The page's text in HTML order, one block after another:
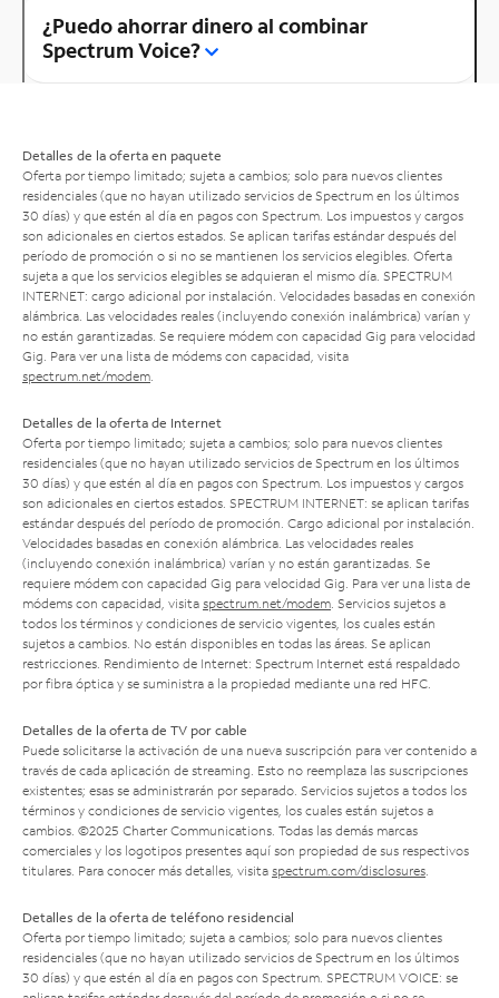
¿Puedo ahorrar dinero al combinar
Spectrum Voice?
Detalles de la oferta en paquete
Oferta por tiempo limitado; sujeta a cambios; solo para nuevos clientes
residenciales (que no hayan utilizado servicios de Spectrum en los últimos
30 días) y que estén al día en pagos con Spectrum. Los impuestos y cargos
son adicionales en ciertos estados. Se aplican tarifas estándar después del
período de promoción o si no se mantienen los servicios elegibles. Oferta
sujeta a que los servicios elegibles se adquieran el mismo día. SPECTRUM
INTERNET: cargo adicional por instalación. Velocidades basadas en conexión
alámbrica. Las velocidades reales (incluyendo conexión inalámbrica) varían y
no están garantizadas. Se requiere módem con capacidad Gig para velocidad
Gig. Para ver una lista de módems con capacidad, visita
spectrum.net/modem
Detalles de la oferta de Internet
Oferta por tiempo limitado; sujeta a cambios; solo para nuevos clientes
residenciales (que no hayan utilizado servicios de Spectrum en los últimos
30 días) y que estén al día en pagos con Spectrum. Los impuestos y cargos
son adicionales en ciertos estados. SPECTRUM INTERNET: se aplican tarifas
estándar después del período de promoción. Cargo adicional por instalación.
Velocidades basadas en conexión alámbrica. Las velocidades reales
(incluyendo conexión inalámbrica) varían y no están garantizadas. Se
requiere módem con capacidad Gig para velocidad Gig. Para ver una lista de
módems con capacidad, visita spectrum.net/modem . Servicios sujetos a
todos los términos y condiciones de servicio vigentes, los cuales están
sujetos a cambios. No están disponibles en todas las áreas. Se aplican
restricciones. Rendimiento de Internet: Spectrum Internet está respaldado
por fibra óptica y se suministra a la propiedad mediante una red HFC.
Detalles de la oferta de TV por cable
Puede solicitarse la activación de una nueva suscripción para ver contenido a
través de cada aplicación de streaming. Esto no reemplaza las suscripciones
existentes; esas se administrarán por separado. Servicios sujetos a todos los
términos y condiciones de servicio vigentes, los cuales están sujetos a
cambios. ©2025 Charter Communications. Todas las demás marcas
comerciales y los logotipos presentes aquí son propiedad de sus respectivos
titulares. Para conocer más detalles, visita spectrum.com/disclosures
Detalles de la oferta de teléfono residencial
Oferta por tiempo limitado; sujeta a cambios; solo para nuevos clientes
residenciales (que no hayan utilizado servicios de Spectrum en los últimos
30 días) y que estén al día en pagos con Spectrum. SPECTRUM VOICE: se